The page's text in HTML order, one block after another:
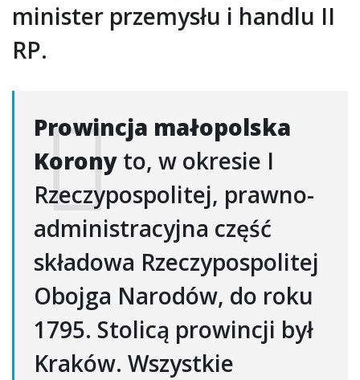
minister przemysłu i handlu II
RP.
Prowincja małopolska
Korony to, w okresie I
Rzeczypospolitej, prawno-
administracyjna część
składowa Rzeczypospolitej
Obojga Narodów, do roku
1795. Stolicą prowincji był
Kraków. Wszystkie